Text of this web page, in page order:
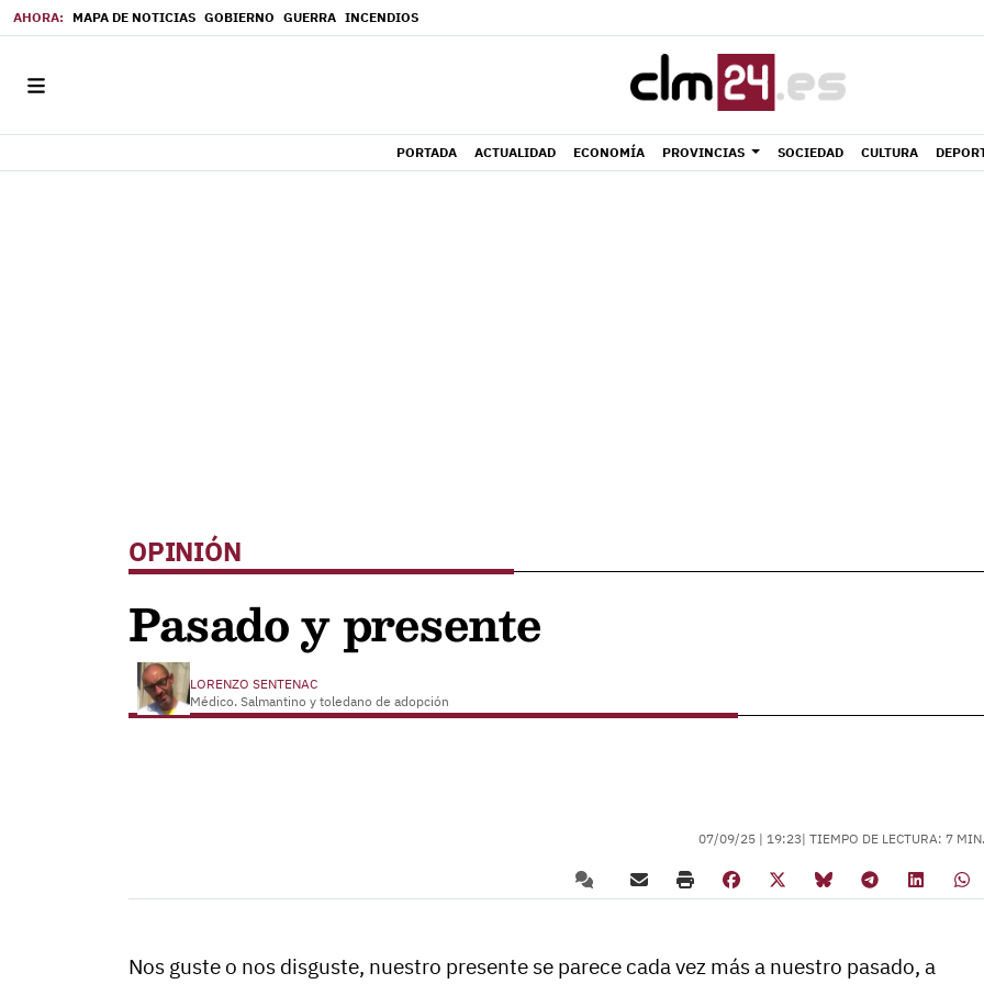
MAPA DE NOTICIAS GOBIERNO GUERRA INCENDIOS
PORTADA ACTUALIDAD ECONOMÍA PROVINCIAS SOCIEDAD CULTURA
OPINIÓN
Pasado y presente
LORENZO SENTENAC
Médico. Salmantino y toledano de adopción
07/09/25 | 19:23| TIEMPO DE LECTURA: 7 MIN.
Nos guste o nos disguste, nuestro presente se parece cada vez más a nuestro pasado, a